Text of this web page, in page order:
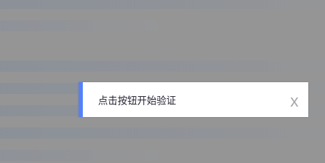
点击按钮开始验证 x